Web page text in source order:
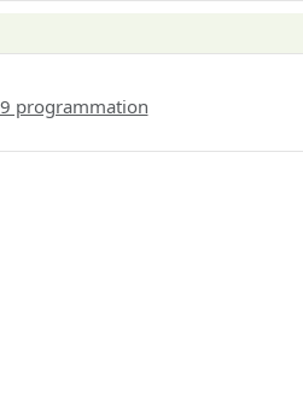
programmation